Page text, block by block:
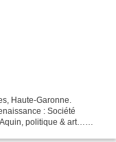
Haute-Garonne.
: Société
politique & art…